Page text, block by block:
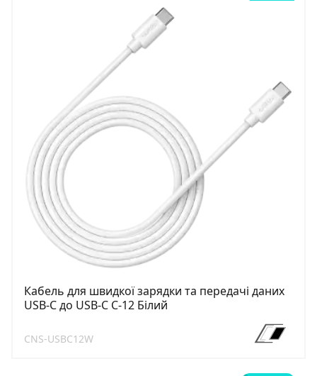
Кабель для швидкої зарядки та передачі даних
USB-C до USB-C C-12 Білий
CNS-USBC12W